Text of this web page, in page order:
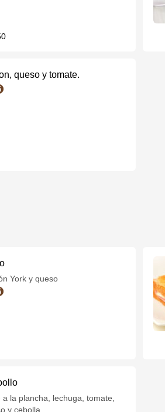
queso y tomate.
York y queso
a la plancha, lechuga, tomate,
y cebolla.